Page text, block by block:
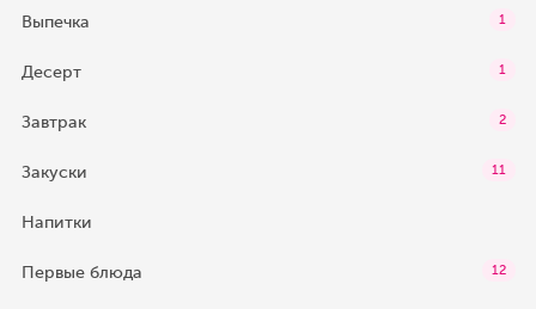
Выпечка 1
Десерт 1
Завтрак 2
Закуски 11
Напитки
Первые блюда 12